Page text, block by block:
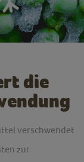
die
verschwendet
zur